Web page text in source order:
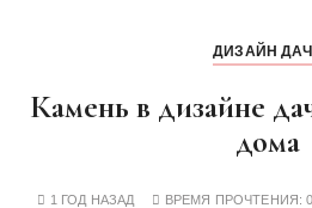
ДИЗАЙН
Камень в дизайне
дома
1 ГОД НАЗАД ВРЕМЯ ПРОЧТЕНИЯ: